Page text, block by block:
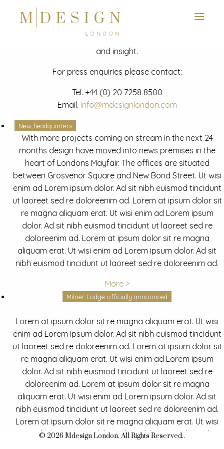
News
Latest mdesign development project and advisory news
and insight.
For press enquiries please contact:
Tel. +44 (0) 20 7258 8500
Email. info@mdesignlondon.com
New headquarters
With more projects coming on stream in the next 24
months design have moved into news premises in the
heart of Londons Mayfair. The offices are situated
between Grosvenor Square and New Bond Street. Ut wisi
enim ad Lorem ipsum dolor. Ad sit nibh euismod tincidunt
ut laoreet sed re doloreenim ad. Lorem at ipsum dolor sit
re magna aliquam erat. Ut wisi enim ad Lorem ipsum
dolor. Ad sit nibh euismod tincidunt ut laoreet sed re
doloreenim ad. Lorem at ipsum dolor sit re magna
aliquam erat. Ut wisi enim ad Lorem ipsum dolor. Ad sit
nibh euismod tincidunt ut laoreet sed re doloreenim ad.
More >
Milner Lodge officially announced
Lorem at ipsum dolor sit re magna aliquam erat. Ut wisi
enim ad Lorem ipsum dolor. Ad sit nibh euismod tincidunt
ut laoreet sed re doloreenim ad. Lorem at ipsum dolor sit
re magna aliquam erat. Ut wisi enim ad Lorem ipsum
dolor. Ad sit nibh euismod tincidunt ut laoreet sed re
doloreenim ad. Lorem at ipsum dolor sit re magna
aliquam erat. Ut wisi enim ad Lorem ipsum dolor. Ad sit
nibh euismod tincidunt ut laoreet sed re doloreenim ad.
Lorem at ipsum dolor sit re magna aliquam erat. Ut wisi
enim ad Lorem ipsum dolor. Ad sit nibh euismod tincidunt
© 2026 Mdesign London. All Rights Reserved..